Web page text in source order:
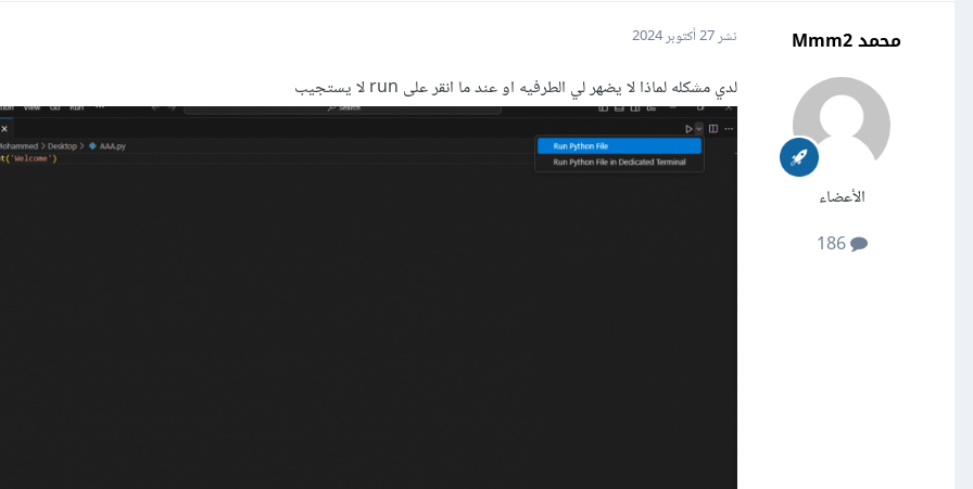
محمد Mmm2
الأعضاء
186
نشر27 أكتوبر 2024
لدي مشكله لماذا لا يضهر لي الطرفيه او عند ما انقر على run لا يستجيب